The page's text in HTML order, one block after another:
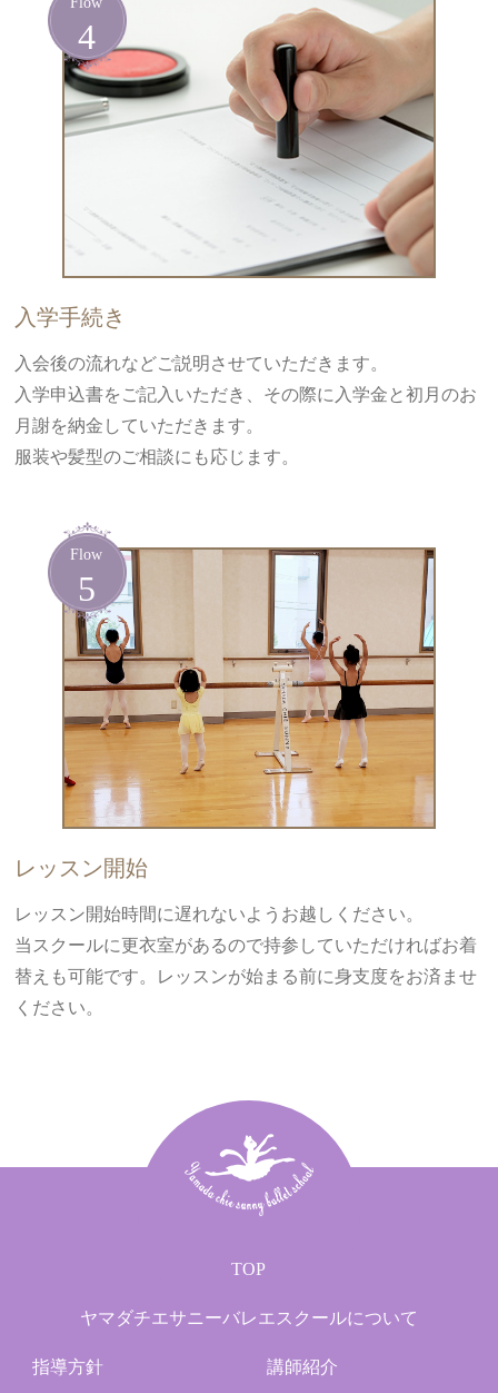
入学手続き
入会後の流れなどご説明させていただきます。
入学申込書をご記入いただき、その際に入学金と初月のお
月謝を納金していただきます。
服装や髪型のご相談にも応じます。
レッスン開始
レッスン開始時間に遅れないようお越しください。
当スクールに更衣室があるので持参していただければお着
替えも可能です。レッスンが始まる前に身支度をお済ませ
ください。
TOP
ヤマダチエサニーバレエスクールについて
指導方針 講師紹介